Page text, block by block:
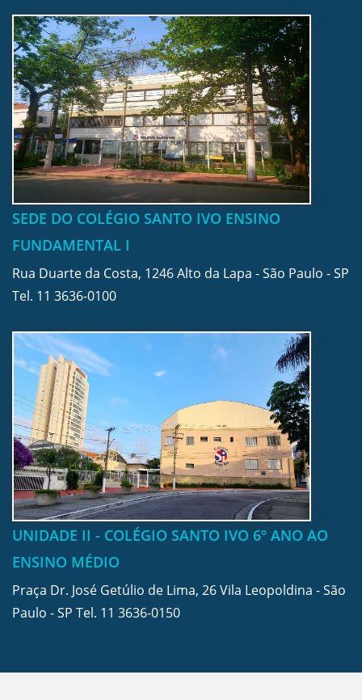
SEDE DO COLÉGIO SANTO IVO ENSINO
FUNDAMENTAL I
Rua Duarte da Costa, 1246 Alto da Lapa - São Paulo - SP
Tel. 11 3636-0100
UNIDADE II - COLÉGIO SANTO IVO 6º ANO AO
ENSINO MÉDIO
Praça Dr. José Getúlio de Lima, 26 Vila Leopoldina - São
Paulo - SP Tel. 11 3636-0150